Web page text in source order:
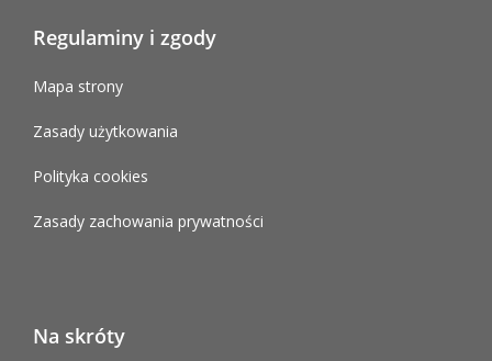
Regulaminy i zgody
Mapa strony
Zasady użytkowania
Polityka cookies
Zasady zachowania prywatności
Na skróty